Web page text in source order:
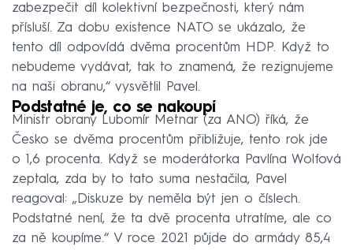
zabezpečit díl kolektivní bezpečnosti, který nám
přísluší. Za dobu existence NATO se ukázalo, že
tento díl odpovídá dvěma procentům HDP. Když to
nebudeme vydávat, tak to znamená, že rezignujeme
na naši obranu,“ vysvětlil Pavel.
Podstatné je, co se nakoupí
Ministr obrany Lubomír Metnar (za ANO) říká, že
Česko se dvěma procentům přibližuje, tento rok jde
o 1,6 procenta. Když se moderátorka Pavlína Wolfová
zeptala, zda by to tato suma nestačila, Pavel
reagoval: „Diskuze by neměla být jen o číslech.
Podstatné není, že ta dvě procenta utratíme, ale co
za ně koupíme.“ V roce 2021 půjde do armády 85,4